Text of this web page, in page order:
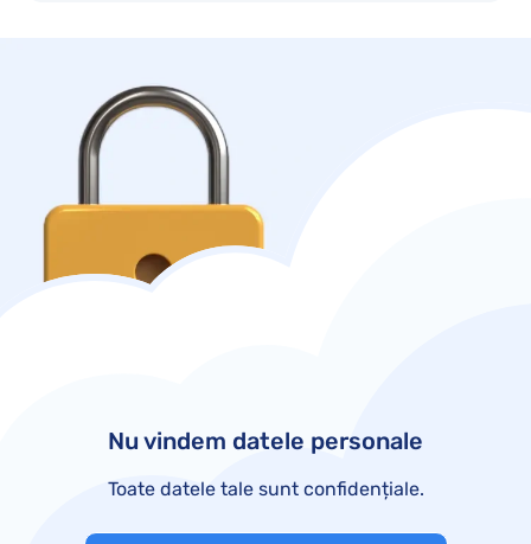
Nu vindem datele personale
Toate datele tale sunt confidențiale.